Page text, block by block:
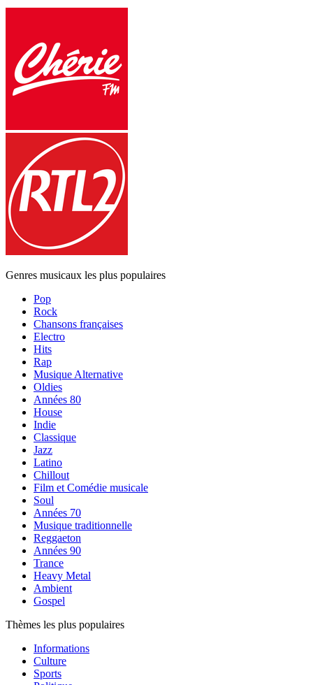
Genres musicaux les plus populaires
Pop
Rock
Chansons françaises
Electro
Hits
Rap
Musique Alternative
Oldies
Années 80
House
Indie
Classique
Jazz
Latino
Chillout
Film et Comédie musicale
Soul
Années 70
Musique traditionnelle
Reggaeton
Années 90
Trance
Heavy Metal
Ambient
Gospel
Thèmes les plus populaires
Informations
Culture
Sports